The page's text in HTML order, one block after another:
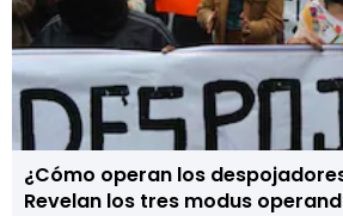
¿Cómo operan los
Revelan los tres modus